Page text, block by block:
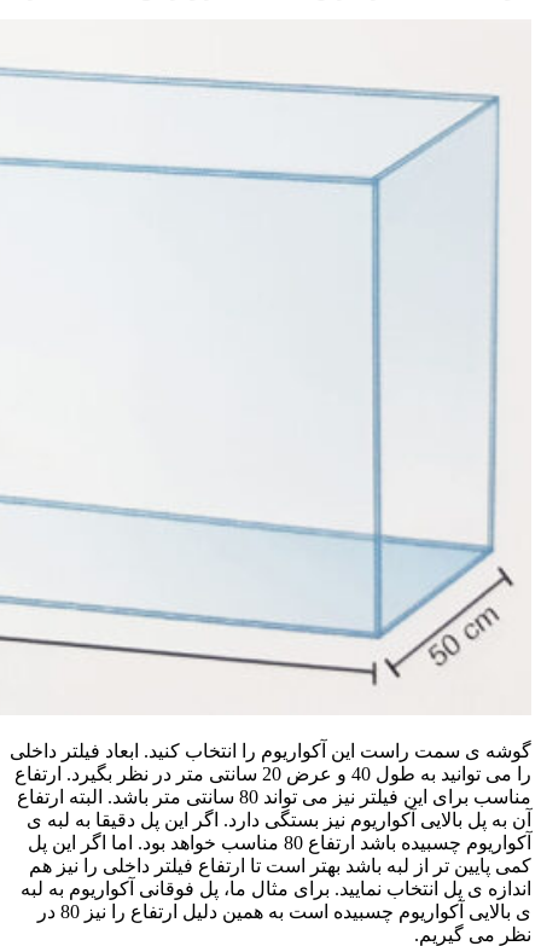
گوشه ی سمت راست این آکواریوم را انتخاب کنید. ابعاد فیلتر داخلی
را می توانید به طول 40 و عرض 20 سانتی متر در نظر بگیرد. ارتفاع
مناسب برای این فیلتر نیز می تواند 80 سانتی متر باشد. البته ارتفاع
آن به پل بالایی آکواریوم نیز بستگی دارد. اگر این پل دقیقا به لبه ی
آکواریوم چسبیده باشد ارتفاع 80 مناسب خواهد بود. اما اگر این پل
کمی پایین تر از لبه باشد بهتر است تا ارتفاع فیلتر داخلی را نیز هم
اندازه ی پل انتخاب نمایید. برای مثال ما، پل فوقانی آکواریوم به لبه
ی بالایی آکواریوم چسبیده است به همین دلیل ارتفاع را نیز 80 در
نظر می گیریم.